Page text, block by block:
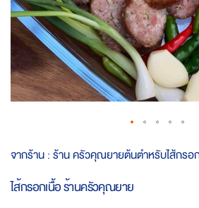
to
beginning
จากร้าน :ร้าน ครัวคุณยายต้นตำหรับไส้กรอ
ไส้กรอกเนื้อ ร้านครัวคุณยาย